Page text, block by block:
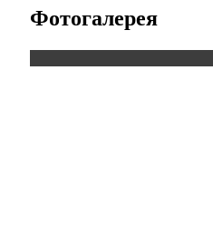
Фотогалерея